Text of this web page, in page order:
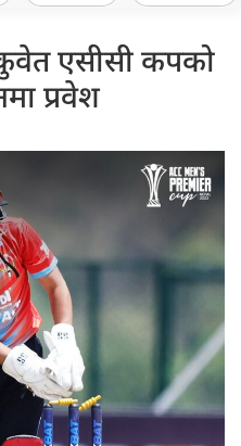
एसीसी कपको
प्रवेश